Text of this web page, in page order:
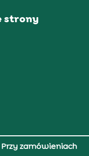
strony
Przy zamówieniach